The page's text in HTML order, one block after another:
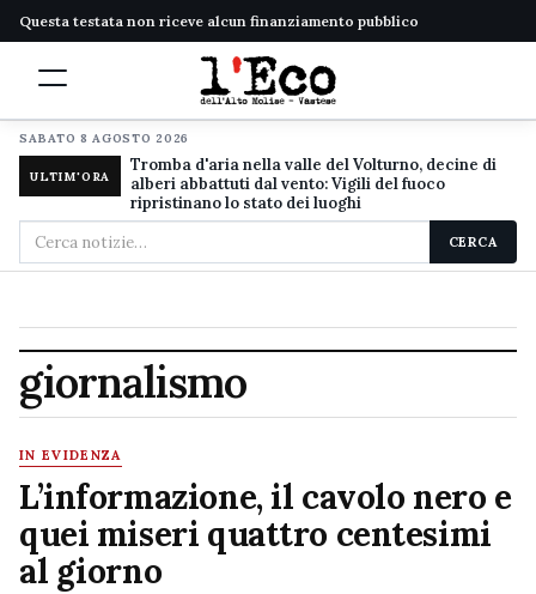
Questa testata non riceve alcun finanziamento pubblico
SABATO 8 AGOSTO 2026
ULTIM'ORA
Tromba d'aria nella valle del Volturno, decine di
alberi abbattuti dal vento: Vigili del fuoco
ripristinano lo stato dei luoghi
Cerca
nel
CERCA
giornalismo
IN EVIDENZA
L’informazione, il cavolo nero e
quei miseri quattro centesimi
al giorno